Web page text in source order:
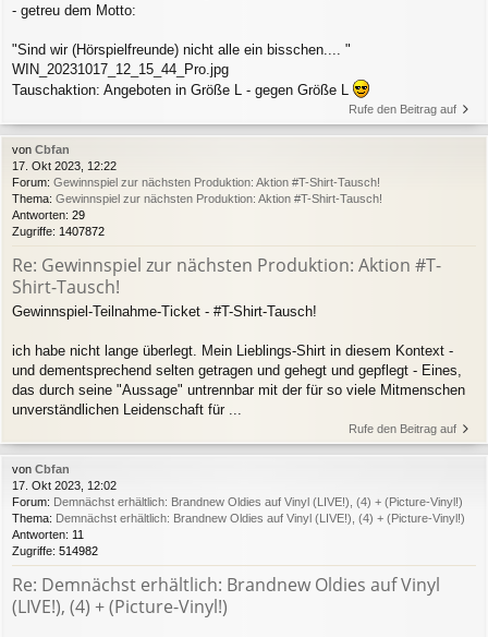
- getreu dem Motto:
"Sind wir (Hörspielfreunde) nicht alle ein bisschen.... "
WIN_20231017_12_15_44_Pro.jpg
Tauschaktion: Angeboten in Größe L - gegen Größe L
Rufe den Beitrag auf
von Cbfan
17. Okt 2023, 12:22
Forum: Gewinnspiel zur nächsten Produktion: Aktion #T-Shirt-Tausch!
Thema: Gewinnspiel zur nächsten Produktion: Aktion #T-Shirt-Tausch!
Antworten: 29
Zugriffe: 1407872
Re: Gewinnspiel zur nächsten Produktion: Aktion #T-
Shirt-Tausch!
Gewinnspiel-Teilnahme-Ticket - #T-Shirt-Tausch!
ich habe nicht lange überlegt. Mein Lieblings-Shirt in diesem Kontext -
und dementsprechend selten getragen und gehegt und gepflegt - Eines,
das durch seine "Aussage" untrennbar mit der für so viele Mitmenschen
unverständlichen Leidenschaft für ...
Rufe den Beitrag auf
von Cbfan
17. Okt 2023, 12:02
Forum: Demnächst erhältlich: Brandnew Oldies auf Vinyl (LIVE!), (4) + (Picture-Vinyl!)
Thema: Demnächst erhältlich: Brandnew Oldies auf Vinyl (LIVE!), (4) + (Picture-Vinyl!)
Antworten: 11
Zugriffe: 514982
Re: Demnächst erhältlich: Brandnew Oldies auf Vinyl
(LIVE!), (4) + (Picture-Vinyl!)